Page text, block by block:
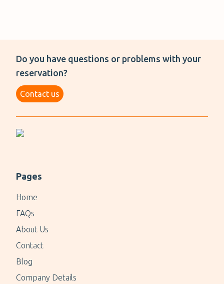
Do you have questions or problems with your
reservation?
Contact us
Pages
Home
FAQs
About Us
Contact
Blog
Company Details